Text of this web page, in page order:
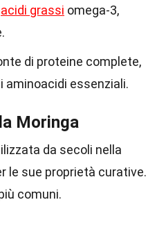
acidi grassi omega-3,
di proteine complete,
essenziali.
Moringa
da secoli nella
le sue proprietà curative.
comuni.